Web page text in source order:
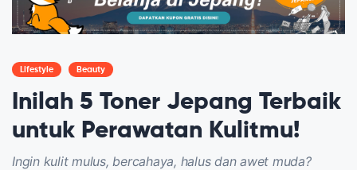
Lifestyle Beauty
Inilah 5 Toner Jepang Terbaik
untuk Perawatan Kulitmu!
Ingin kulit mulus, bercahaya, halus dan awet muda?